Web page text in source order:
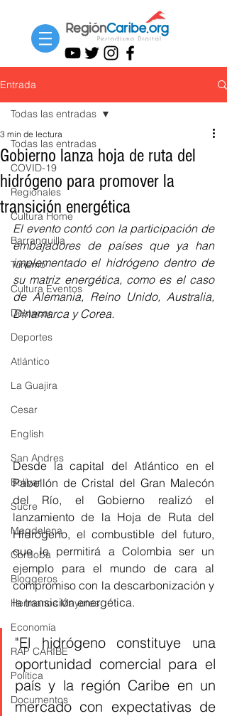
Entrada
Todas las entradas
COVID-19
Regionales
Cultura Home
Barranquilla
Turismo
Cultura Eventos
Destacar
Deportes
Atlántico
La Guajira
Cesar
English
San Andres
Bolívar
Sucre
Magdalena
Córdoba
Bloggeros
Hermanos Mayores
Economía
RAP CARIBE
Política
Documentos
Todas las entradas
Gobierno lanza hoja de ruta del
hidrógeno para promover la
transición energética
3 min de lectura
El evento contó con la participación de
embajadores de países que ya han
implementado el hidrógeno dentro de
su matriz energética, como es el caso
de Alemania, Reino Unido, Australia,
Dinamarca y Corea.
Desde la capital del Atlántico en el
Pabellón de Cristal del Gran Malecón
del Río, el Gobierno realizó el
lanzamiento de la Hoja de Ruta del
Hidrógeno, el combustible del futuro,
que le permitirá a Colombia ser un
ejemplo para el mundo de cara al
compromiso con la descarbonización y
la transición energética.
"El hidrógeno constituye una
oportunidad comercial para el
país y la región Caribe en un
mercado con expectativas de